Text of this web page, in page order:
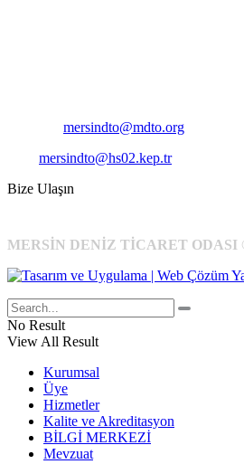
mersindto@mdto.org
mersindto@hs02.kep.tr
Bize Ulaşın
MERSİN DENİZ TİCARET ODASI
No Result
View All Result
Kurumsal
Üye
Hizmetler
Kalite ve Akreditasyon
BİLGİ MERKEZİ
Mevzuat